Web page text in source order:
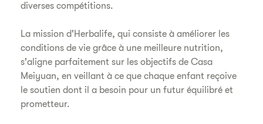
diverses compétitions.
La mission d'Herbalife, qui consiste à améliorer les
conditions de vie grâce à une meilleure nutrition,
s'aligne parfaitement sur les objectifs de Casa
Meiyuan, en veillant à ce que chaque enfant reçoive
le soutien dont il a besoin pour un futur équilibré et
prometteur.